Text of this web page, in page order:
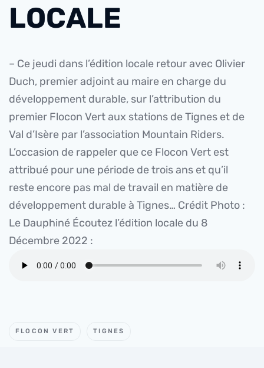
LOCALE
– Ce jeudi dans l’édition locale retour avec Olivier
Duch, premier adjoint au maire en charge du
développement durable, sur l’attribution du
premier Flocon Vert aux stations de Tignes et de
Val d’Isère par l’association Mountain Riders.
L’occasion de rappeler que ce Flocon Vert est
attribué pour une période de trois ans et qu’il
reste encore pas mal de travail en matière de
développement durable à Tignes… Crédit Photo :
Le Dauphiné Écoutez l’édition locale du 8
Décembre 2022 :
FLOCON VERT TIGNES